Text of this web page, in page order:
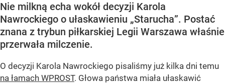
Nie milkną echa wokół decyzji Karola
Nawrockiego o ułaskawieniu „Starucha”. Postać
znana z trybun piłkarskiej Legii Warszawa właśnie
przerwała milczenie.
O decyzji Karola Nawrockiego pisaliśmy już kilka dni temu
na łamach WPROST. Głowa państwa miała ułaskawić